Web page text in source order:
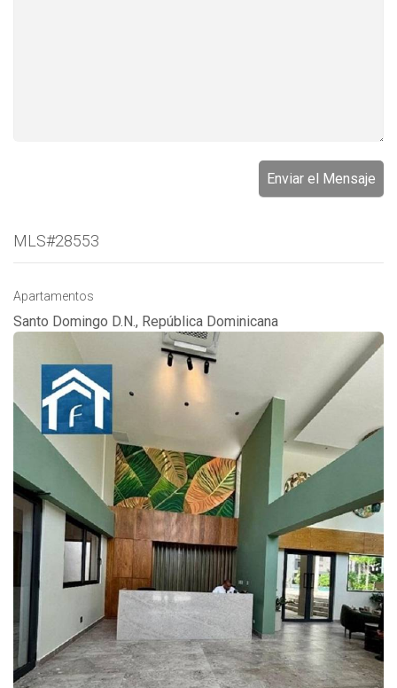
Enviar el Mensaje
MLS#28553
Apartamentos
Santo Domingo D.N., República Dominicana